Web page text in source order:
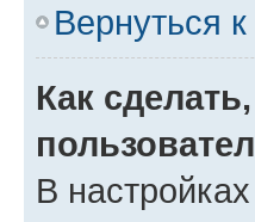
Вернуться
Как
В